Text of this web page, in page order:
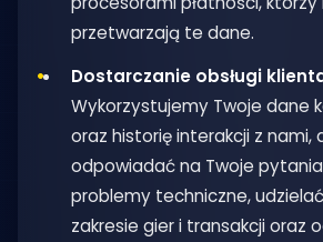
przetwarzają te dane.
Dostarczanie obsługi
Wykorzystujemy Twoje dane
oraz historię interakcji z nami,
odpowiadać na Twoje
problemy techniczne,
zakresie gier i transakcji oraz